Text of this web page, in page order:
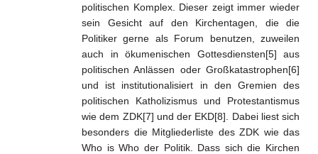
politischen Komplex. Dieser zeigt immer wieder
sein Gesicht auf den Kirchentagen, die die
Politiker gerne als Forum benutzen, zuweilen
auch in ökumenischen Gottesdiensten[5] aus
politischen Anlässen oder Großkatastrophen[6]
und ist institutionalisiert in den Gremien des
politischen Katholizismus und Protestantismus
wie dem ZDK[7] und der EKD[8]. Dabei liest sich
besonders die Mitgliederliste des ZDK wie das
Who isWho der Politik. Dass sich die Kirchen